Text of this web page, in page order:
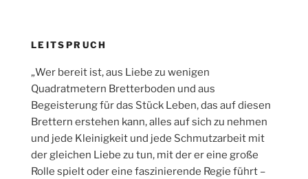
LEITSPRUCH
„Wer bereit ist, aus Liebe zu wenigen
Quadratmetern Bretterboden und aus
Begeisterung für das Stück Leben, das auf diesen
Brettern erstehen kann, alles auf sich zu nehmen
und jede Kleinigkeit und jede Schmutzarbeit mit
der gleichen Liebe zu tun, mit der er eine große
Rolle spielt oder eine faszinierende Regie führt –